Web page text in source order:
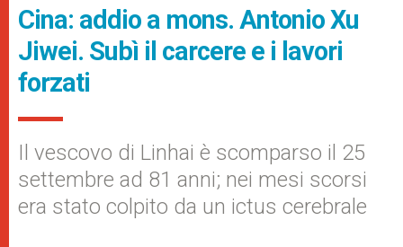
Cina: addio a mons. Antonio Xu
Jiwei. Subì il carcere e i lavori
forzati
Il vescovo di Linhai è scomparso il 25
settembre ad 81 anni; nei mesi scorsi
era stato colpito da un ictus cerebrale